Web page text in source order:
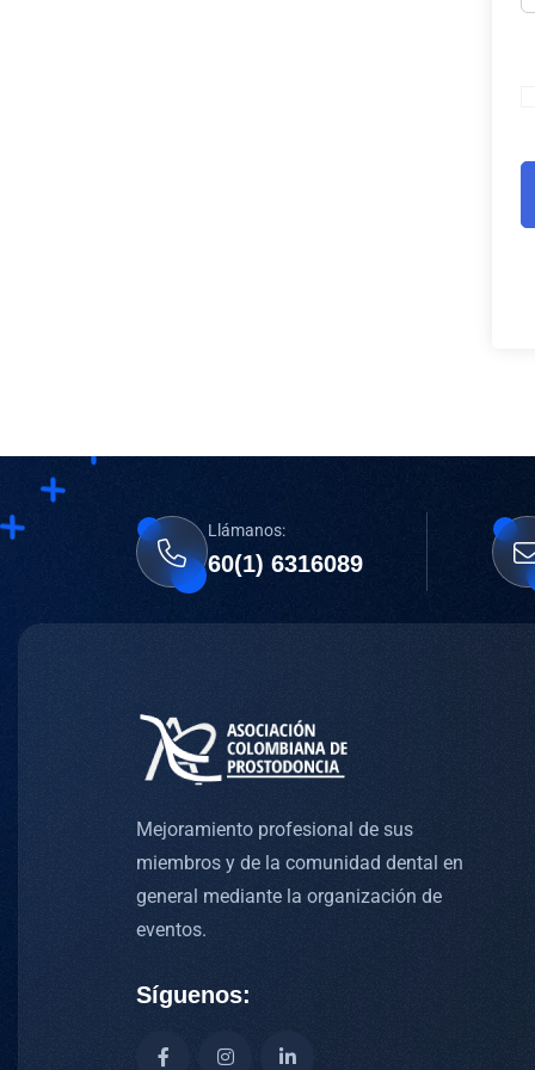
Llámanos:
60(1) 6316089
Mejoramiento profesional de sus
miembros y de la comunidad dental en
general mediante la organización de
eventos.
Síguenos: